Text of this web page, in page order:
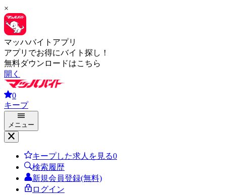
×
マッハバイトアプリ
アプリでお得にバイト探し！
無料ダウンロードはこちら
開く
0
キープ
メニュー
キープした求人を見る0
検索履歴
新規会員登録(無料)
ログイン